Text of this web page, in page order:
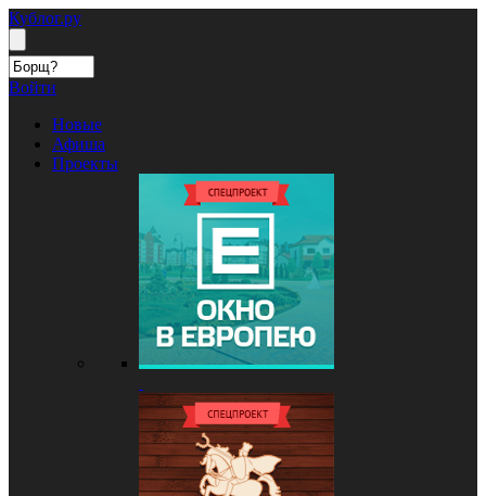
Кублог.ру
Войти
Новые
Афиша
Проекты